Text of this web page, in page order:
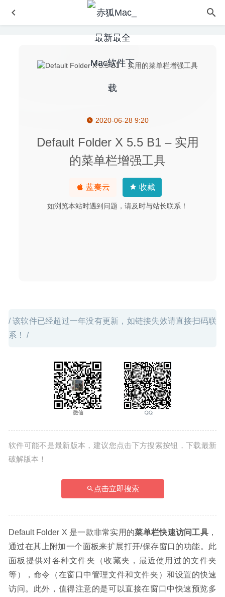
2020-06-28 9:20
Default Folder X 5.5 B1 – 实用
的菜单栏增强工具
蓝奏云 收藏
如浏览本站时遇到问题，请及时与站长联系！
/ 该软件已经超过一年没有更新，如链接失效请直接扫码联
系！ /
软件可能不是最新版本，建议您点击下方搜索按钮，下载最新
破解版本！
点击立即搜索
Default Folder X 是一款非常实用的菜单栏快速访问工具 ，
通过在其上附加一个面板来扩展打开/保存窗口的功能。此
面板提供对各种文件夹（收藏夹，最近使用过的文件夹
等），命令（在窗口中管理文件和文件夹）和设置的快速
访问。此外，值得注意的是可以直接在窗口中快速预览多
SecureCRT 8.7.3 – SSH/Telnet终端模拟器
Fig Player 1.3.37 中文版 – 简洁的视频播放器 2026-06-23
Type Fu 4.7.5 – 打字练习工具 2020-06-25
PDF Expert 2.5.10 中文版-最好用的PDF工具之一